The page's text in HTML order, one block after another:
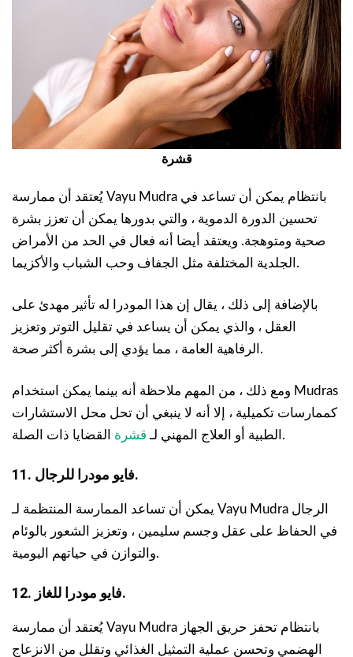
قشرة
يُعتقد أن ممارسة Vayu Mudra بانتظام يمكن أن تساعد في
تحسين الدورة الدموية ، والتي بدورها يمكن أن تعزز بشرة
صحية ومتوهجة. ويعتقد أيضا أنه فعال في الحد من الأمراض
الجلدية المختلفة مثل الجفاف وحب الشباب والأكزيما.
بالإضافة إلى ذلك ، يقال إن هذا المودرا له تأثير مهدئ على
العقل ، والذي يمكن أن يساعد في تقليل التوتر وتعزيز
الرفاهية العامة ، مما يؤدي إلى بشرة أكثر صحة.
ومع ذلك ، من المهم ملاحظة أنه بينما يمكن استخدام Mudras
كممارسات تكميلية ، إلا أنه لا ينبغي أن تحل محل الاستشارات
الطبية أو العلاج المهني لـ قشرة القضايا ذات الصلة.
11. فايو مودرا للرجال.
يمكن أن تساعد الممارسة المنتظمة لـ Vayu Mudra الرجال
في الحفاظ على عقل وجسم سليمين ، وتعزيز الشعور بالوئام
والتوازن في حياتهم اليومية.
12. فايو مودرا للغاز.
يُعتقد أن ممارسة Vayu Mudra بانتظام تحفز حريق الجهاز
الهضمي وتحسن عملية التمثيل الغذائي وتقلل من الانزعاج